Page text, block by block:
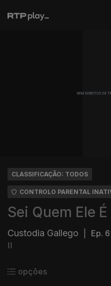
CLASSIFICAÇÃO: TODOS
CONTROLO PARENTAL
Sei Quem Ele É
Custodia Gallego Ep. 6
II
opções